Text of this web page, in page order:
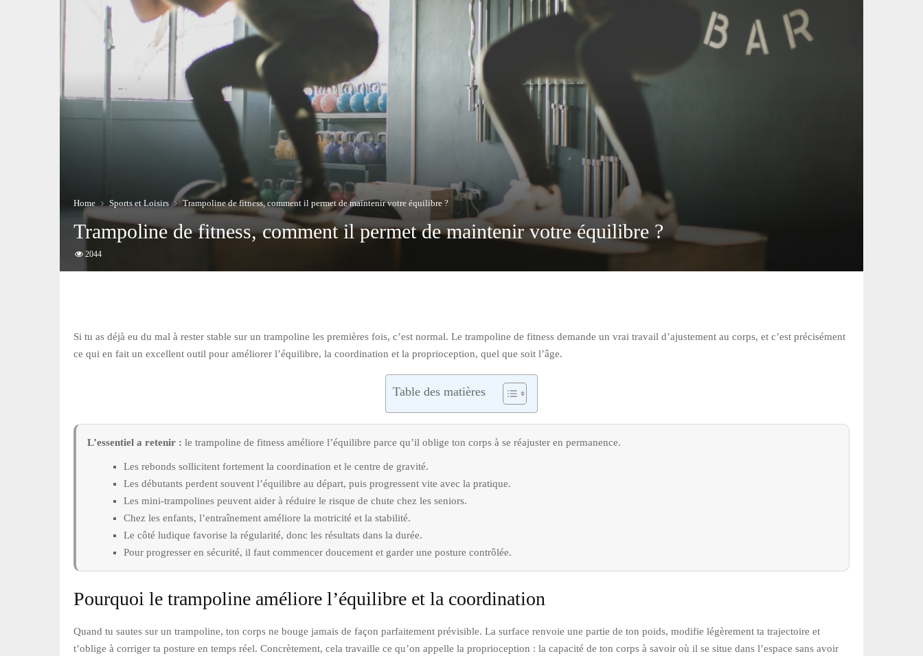
Home Sports et Loisirs Trampoline de fitness, comment il permet de maintenir votre équilibre ?
Trampoline de fitness, comment il permet de maintenir votre équilibre ?
2044
Si tu as déjà eu du mal à rester stable sur un trampoline les premières fois, c’est normal. Le trampoline de fitness demande un vrai travail d’ajustement au corps, et c’est précisément
ce qui en fait un excellent outil pour améliorer l’équilibre, la coordination et la proprioception, quel que soit l’âge.
Table des matières
L’essentiel a retenir : le trampoline de fitness améliore l’équilibre parce qu’il oblige ton corps à se réajuster en permanence.
Les rebonds sollicitent fortement la coordination et le centre de gravité.
Les débutants perdent souvent l’équilibre au départ, puis progressent vite avec la pratique.
Les mini-trampolines peuvent aider à réduire le risque de chute chez les seniors.
Chez les enfants, l’entraînement améliore la motricité et la stabilité.
Le côté ludique favorise la régularité, donc les résultats dans la durée.
Pour progresser en sécurité, il faut commencer doucement et garder une posture contrôlée.
Pourquoi le trampoline améliore l’équilibre et la coordination
Quand tu sautes sur un trampoline, ton corps ne bouge jamais de façon parfaitement prévisible. La surface renvoie une partie de ton poids, modifie légèrement ta trajectoire et
t’oblige à corriger ta posture en temps réel. Concrètement, cela travaille ce qu’on appelle la proprioception : la capacité de ton corps à savoir où il se situe dans l’espace sans avoir